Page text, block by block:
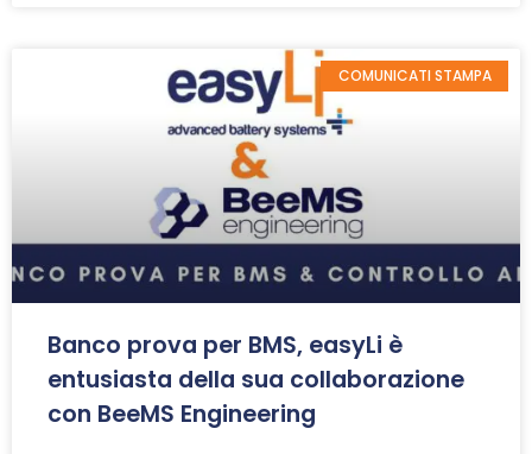
COMUNICATI STAMPA
Banco prova per BMS, easyLi è
entusiasta della sua collaborazione
con BeeMS Engineering